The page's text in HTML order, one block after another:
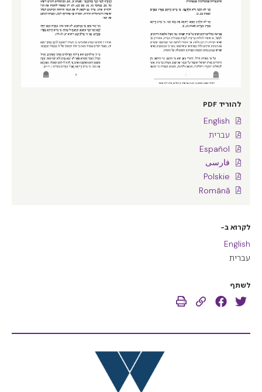
להוריד PDF
English
עברית
Español
فارسی
Polskie
Română
לקרוא ב-
English
עברית
לשתף